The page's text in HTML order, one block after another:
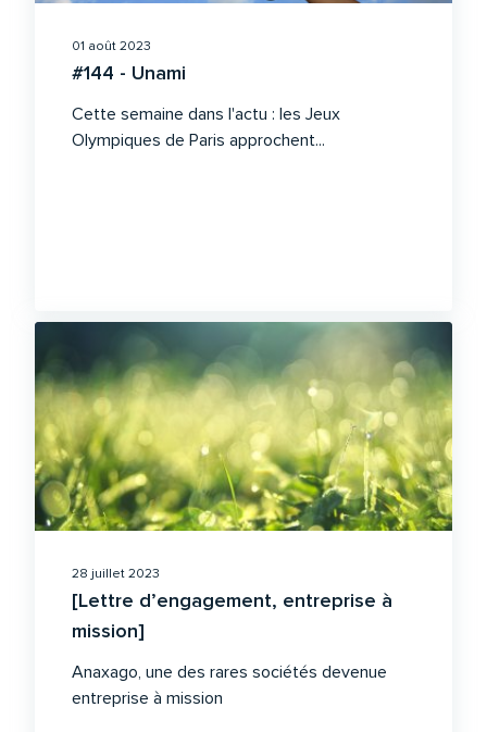
01 août 2023
#144 - Unami
Cette semaine dans l'actu : les Jeux
Olympiques de Paris approchent...
28 juillet 2023
[Lettre d’engagement, entreprise à
mission]
Anaxago, une des rares sociétés devenue
entreprise à mission